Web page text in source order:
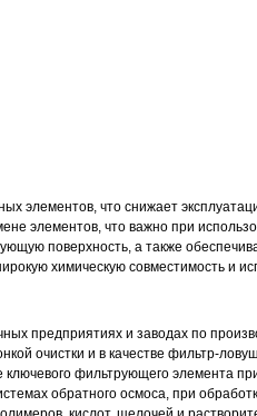
элементов, что снижает
элементов, что важно при
поверхность, а также
химическую совместимость и
предприятиях и заводах по
очистки и в качестве фильтр-
фильтрующего элемента
обратного осмоса, при